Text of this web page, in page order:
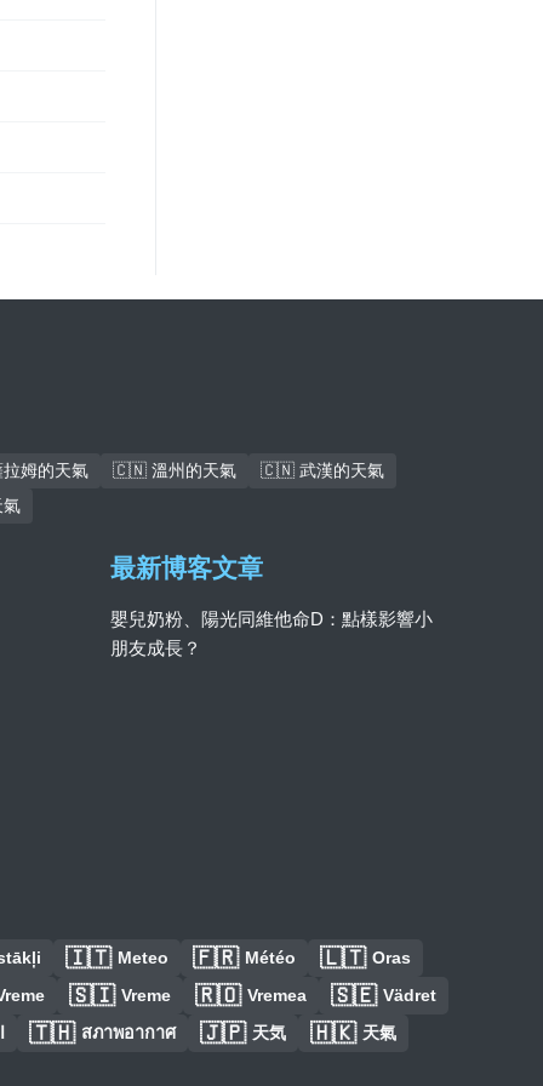
姆的天氣 🇨🇳 溫州的天氣
🇨🇳 武漢的天氣
最新博客文章
嬰兒奶粉、陽光同維他命D：點樣影響小
朋友成長？
🇮🇹 Meteo 🇫🇷 Météo 🇱🇹 Oras
🇸🇮 Vreme 🇷🇴 Vremea 🇸🇪 Vädret
🇹🇭 สภาพอากาศ 🇯🇵 天気 🇭🇰 天氣